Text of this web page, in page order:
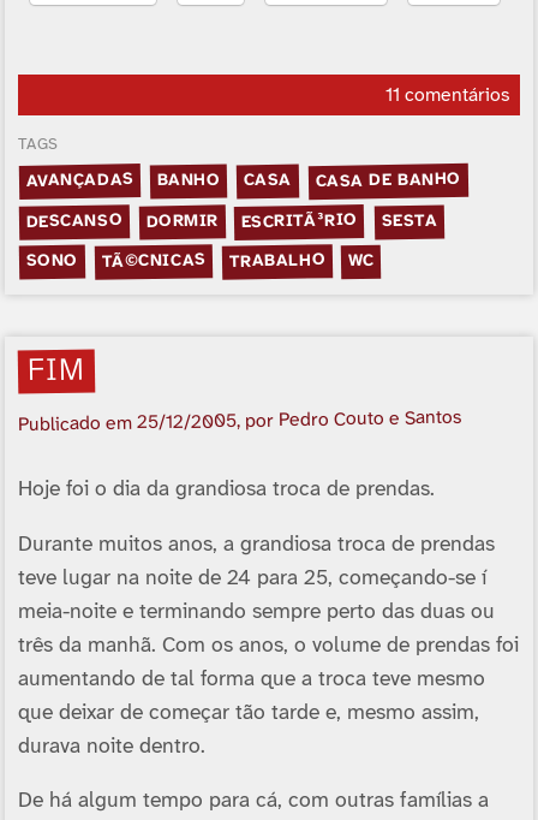
11 comentários
TAGS
AVANÇADAS BANHO CASA CASA DE BANHO
DESCANSO DORMIR ESCRITÃ³RIO SESTA
SONO TÃ©CNICAS TRABALHO WC
FIM
Publicado em25/12/2005, por Pedro Couto e Santos
Hoje foi o dia da grandiosa troca de prendas.
Durante muitos anos, a grandiosa troca de prendas
teve lugar na noite de 24 para 25, começando-se í
meia-noite e terminando sempre perto das duas ou
três da manhã. Com os anos, o volume de prendas foi
aumentando de tal forma que a troca teve mesmo
que deixar de começar tão tarde e, mesmo assim,
durava noite dentro.
De há algum tempo para cá, com outras famí­lias a